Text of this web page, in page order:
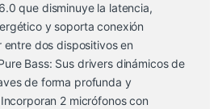
que disminuye la latencia,
y soporta conexión
dos dispositivos en
Bass: Sus drivers dinámicos de
de forma profunda y
2 micrófonos con